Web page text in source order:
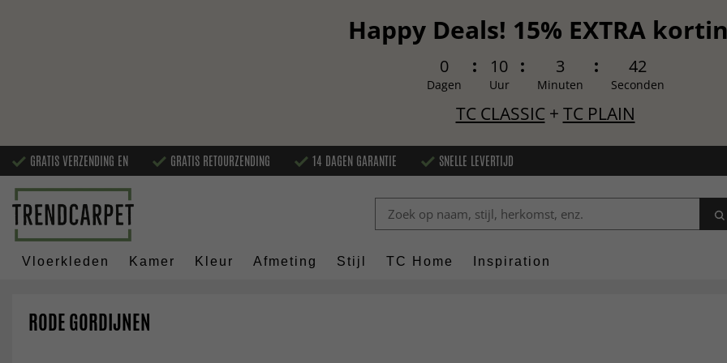
Happy Deals! 15% EXTRA
0
Dagen
10
Uur
3
Minuten
41
Seconden
TC CLASSIC+ TC PLAIN
GRATIS VERZENDING EN GRATIS RETOURZENDING 14 DAGEN GARANTIE SNELLE LEVERTIJD
Vloerkleden Kamer Kleur Afmeting Stijl TC Home Inspiration
RODE GORDIJNEN